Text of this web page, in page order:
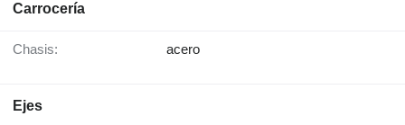
Carrocería
Chasis: acero
Ejes